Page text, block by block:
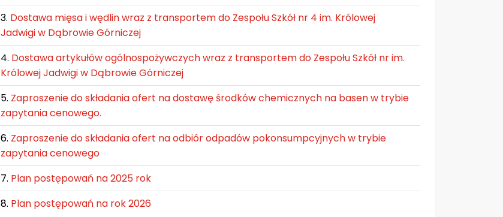
3. Dostawa mięsa i wędlin wraz z transportem do Zespołu Szkół nr 4 im. Królowej
Jadwigi w Dąbrowie Górniczej
4. Dostawa artykułów ogólnospożywczych wraz z transportem do Zespołu Szkół nr im.
Królowej Jadwigi w Dąbrowie Górniczej
5. Zaproszenie do składania ofert na dostawę środków chemicznych na basen w trybie
zapytania cenowego.
6. Zaproszenie do składania ofert na odbiór odpadów pokonsumpcyjnych w trybie
zapytania cenowego
7. Plan postępowań na 2025 rok
8. Plan postępowań na rok 2026